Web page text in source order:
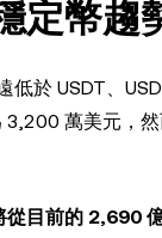
定幣趨
低於 USDT、
萬美元，
從目前的 2,690